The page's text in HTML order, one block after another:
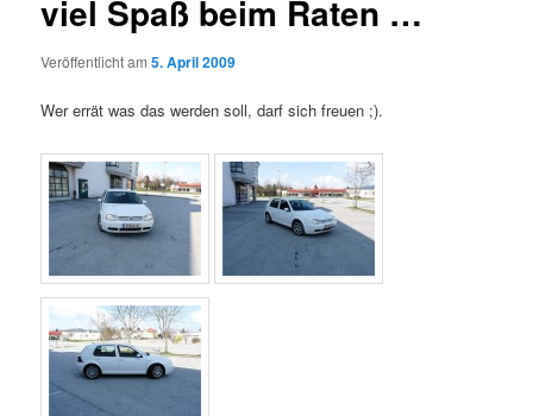
viel Spaß beim Raten …
Veröffentlicht am5. April 2009
Wer errät was das werden soll, darf sich freuen ;).